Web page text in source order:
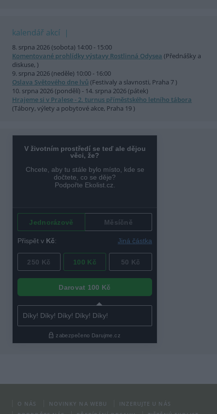
kalendář akcí
8. srpna 2026 (sobota) 14:00 - 15:00
Komentované prohlídky výstavy Rostlinná Odysea (Přednášky a
diskuse, )
9. srpna 2026 (neděle) 10:00 - 16:00
Oslava Světového dne lvů (Festivaly a slavnosti, Praha 7 )
10. srpna 2026 (pondělí) - 14. srpna 2026 (pátek)
Hrajeme si v Pralese - 2. turnus příměstského letního tábora
(Tábory, výlety a pobytové akce, Praha 19 )
O NÁS NOVINKY NA WEBU
INZERUJTE U NÁS